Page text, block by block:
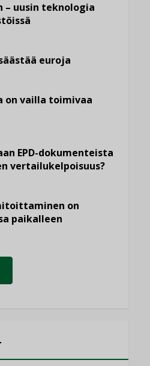
– uusin teknologia
euroja
on vailla toimivaa
EPD-dokumenteista
vertailukelpoisuus?
on
paikalleen